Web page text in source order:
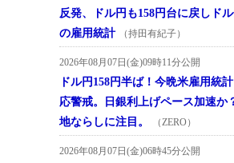
反発、ドル円も158円台に戻しド
の雇用統計
（持田有紀子）
2026年08月07日(金)09時11分公開
ドル円158円半ば！今晩米雇用統
応警戒。日銀利上げペース加速か
地ならしに注目。
（ZERO）
2026年08月07日(金)06時45分公開